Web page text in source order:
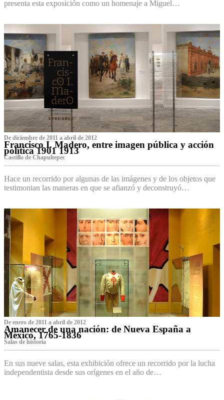
presenta esta exposición como un homenaje a Miguel…
De diciembre de 2011 a abril de 2012
Francisco I. Madero, entre imagen pública y acción
política 1901 1913
Castillo de Chapultepec
Hace un recorrido por algunas de las imágenes y de los objetos que
testimonian las maneras en que se afianzó y deconstruyó…
De enero de 2011 a abril de 2012
Amanecer de una nación: de Nueva España a
México, 1765-1836
Salas de historia
En sus nueve salas, esta exhibición ofrece un recorrido por la lucha
independentista desde sus orígenes en el año de…